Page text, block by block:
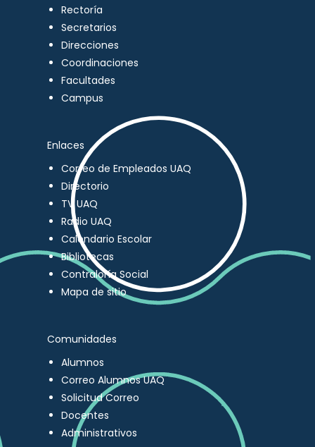
Rectoría
Secretarios
Direcciones
Coordinaciones
Facultades
Campus
Enlaces
Correo de Empleados UAQ
Directorio
TV UAQ
Radio UAQ
Calendario Escolar
Bibliotecas
Contraloría Social
Mapa de sitio
Comunidades
Alumnos
Correo Alumnos UAQ
Solicitud Correo
Docentes
Administrativos